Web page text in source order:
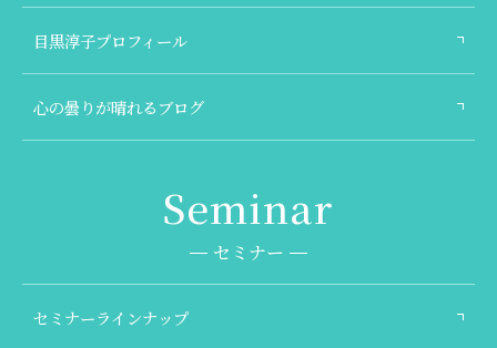
目黒淳子プロフィール
心の曇りが晴れるブログ
セミナー
セミナーラインナップ